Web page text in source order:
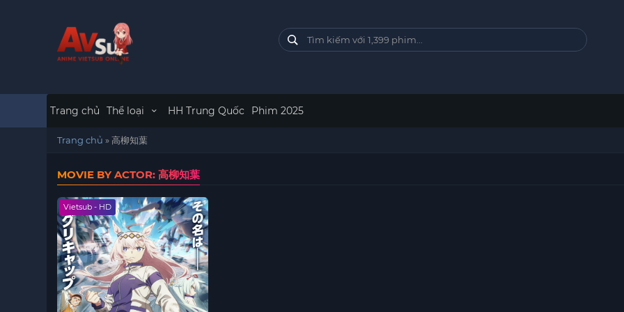
Trang chủ Thể loại HH Trung Quốc Phim 2025
Trang chủ »高柳知葉
MOVIE BY ACTOR: 高柳知葉
Vietsub - HD